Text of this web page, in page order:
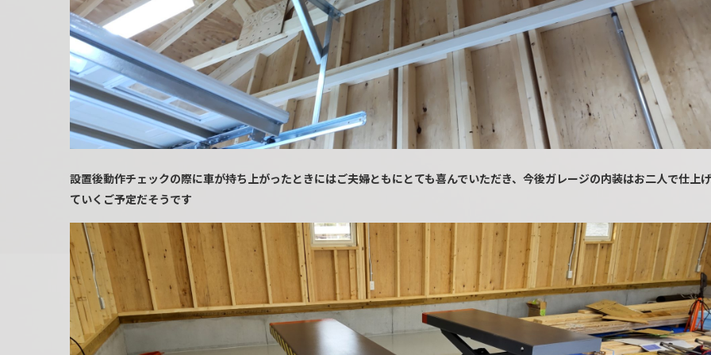
設置後動作チェックの際に車が持ち上がったときにはご夫婦ともにとても喜んでいただき、今後ガレージの内装はお二人で仕上げ
ていくご予定だそうです